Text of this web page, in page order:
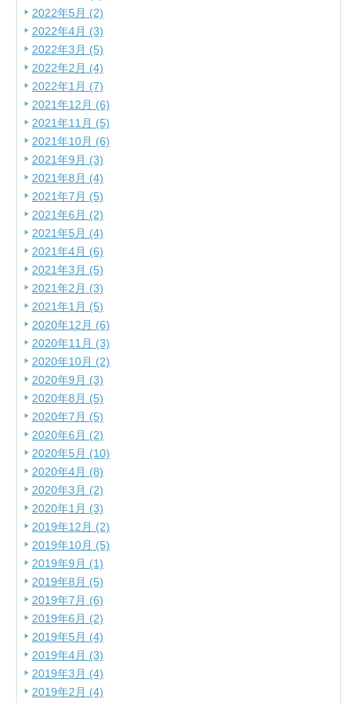
2022年5月 (2)
2022年4月 (3)
2022年3月 (5)
2022年2月 (4)
2022年1月 (7)
2021年12月 (6)
2021年11月 (5)
2021年10月 (6)
2021年9月 (3)
2021年8月 (4)
2021年7月 (5)
2021年6月 (2)
2021年5月 (4)
2021年4月 (6)
2021年3月 (5)
2021年2月 (3)
2021年1月 (5)
2020年12月 (6)
2020年11月 (3)
2020年10月 (2)
2020年9月 (3)
2020年8月 (5)
2020年7月 (5)
2020年6月 (2)
2020年5月 (10)
2020年4月 (8)
2020年3月 (2)
2020年1月 (3)
2019年12月 (2)
2019年10月 (5)
2019年9月 (1)
2019年8月 (5)
2019年7月 (6)
2019年6月 (2)
2019年5月 (4)
2019年4月 (3)
2019年3月 (4)
2019年2月 (4)